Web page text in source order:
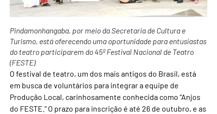
Pindamonhangaba, por meio da Secretaria de Cultura e
Turismo, está oferecendo uma oportunidade para entusiastas
do teatro participarem do 45º Festival Nacional de Teatro
(FESTE)
O festival de teatro, um dos mais antigos do Brasil, está
em busca de voluntários para integrar a equipe de
Produção Local, carinhosamente conhecida como “Anjos
do FESTE.” O prazo para inscrição é até 26 de outubro, e as